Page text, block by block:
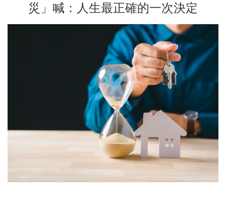
災」喊：人生最正確的一次決定